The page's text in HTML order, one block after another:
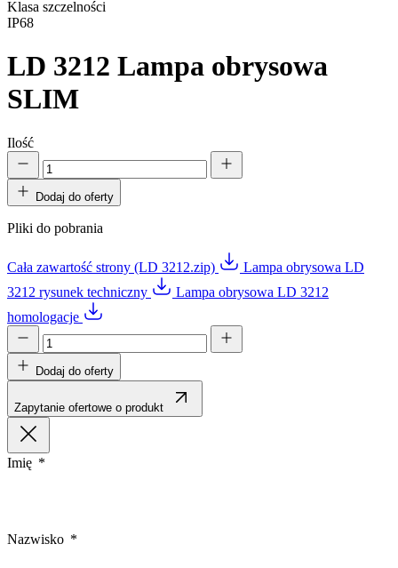
Klasa szczelności
IP68
LD 3212 Lampa obrysowa
SLIM
Ilość
Dodaj do oferty
Pliki do pobrania
Cała zawartość strony (LD 3212.zip)
Lampa obrysowa LD
3212 rysunek techniczny
Lampa obrysowa LD 3212
homologacje
Dodaj do oferty
Zapytanie ofertowe o produkt
Imię
Nazwisko